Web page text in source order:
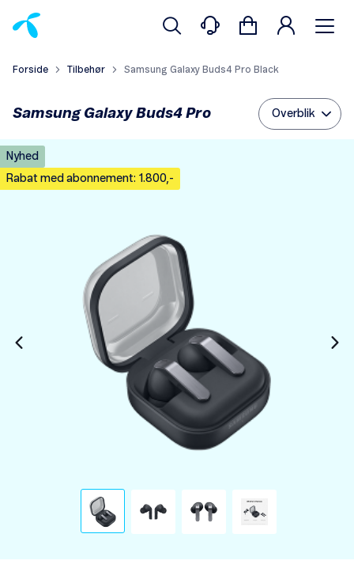
Forside Tilbehør Samsung Galaxy Buds4 Pro Black
Samsung Galaxy Buds4 Pro Overblik
Nyhed
Rabat med abonnement: 1.800,-